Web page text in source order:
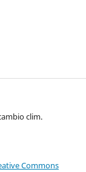
clim.
Commons